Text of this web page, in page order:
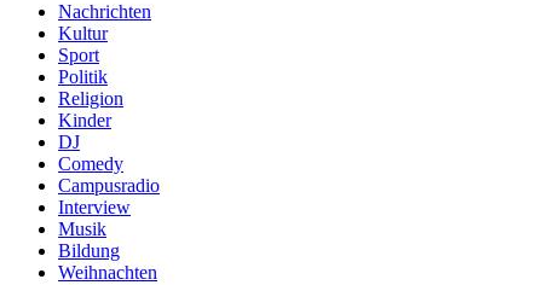
Nachrichten
Kultur
Sport
Politik
Religion
Kinder
DJ
Comedy
Campusradio
Interview
Musik
Bildung
Weihnachten